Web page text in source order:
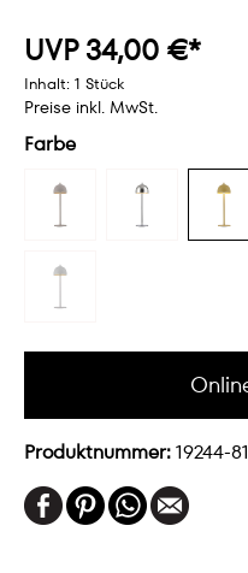
UVP 34,00 €*
Inhalt: 1 Stück
Preise inkl. MwSt.
Farbe
Produktnummer:19244-81